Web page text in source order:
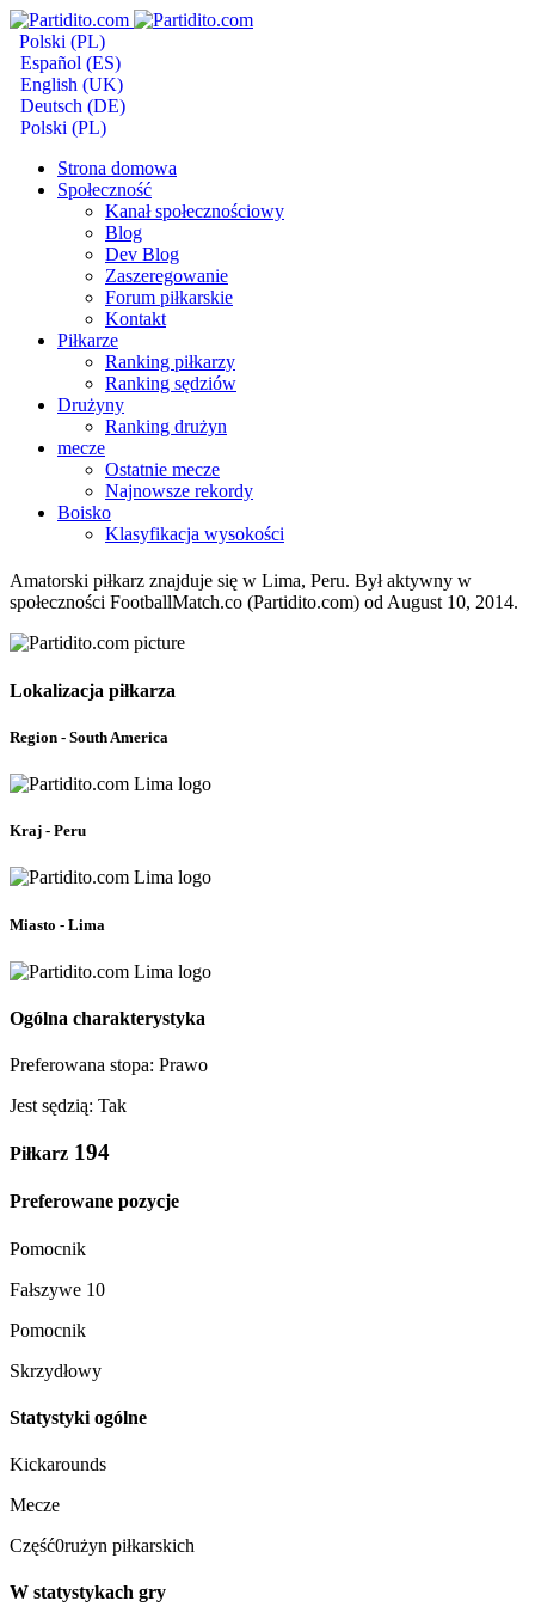
Polski (PL)
Español (ES)
English (UK)
Deutsch (DE)
Polski (PL)
Strona domowa
Społeczność
Kanał społecznościowy
Blog
Dev Blog
Zaszeregowanie
Forum piłkarskie
Kontakt
Piłkarze
Ranking piłkarzy
Ranking sędziów
Drużyny
Ranking drużyn
mecze
Ostatnie mecze
Najnowsze rekordy
Boisko
Klasyfikacja wysokości
Amatorski piłkarz znajduje się w Lima, Peru. Był aktywny w
społeczności FootballMatch.co (Partidito.com) od August 10, 2014.
Lokalizacja piłkarza
Region - South America
Kraj - Peru
Miasto - Lima
Ogólna charakterystyka
Preferowana stopa: Prawo
Jest sędzią: Tak
Piłkarz 194
Preferowane pozycje
Pomocnik
Fałszywe 10
Pomocnik
Skrzydłowy
Statystyki ogólne
Kickarounds
Mecze
Część0rużyn piłkarskich
W statystykach gry